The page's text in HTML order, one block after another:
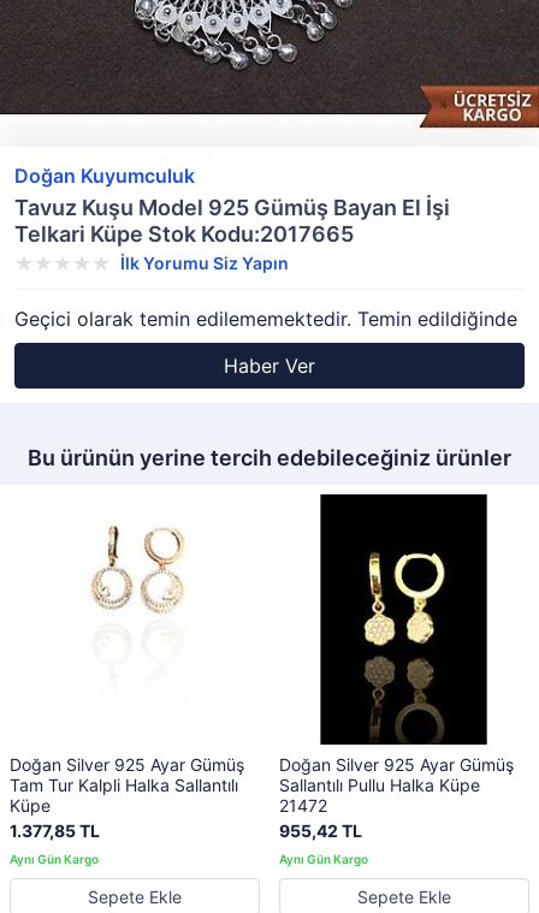
Doğan Kuyumculuk
Tavuz Kuşu Model 925 Gümüş Bayan El İşi
Telkari Küpe Stok Kodu:2017665
İlk Yorumu Siz Yapın
Geçici olarak temin edilememektedir. Temin edildiğinde
Haber Ver
Bu ürünün yerine tercih edebileceğiniz ürünler
Doğan Silver 925 Ayar Gümüş
Tam Tur Kalpli Halka Sallantılı
Küpe
1.377,85 TL
Sepete Ekle
Doğan Silver 925 Ayar Gümüş
Sallantılı Pullu Halka Küpe
21472
955,42 TL
Sepete Ekle